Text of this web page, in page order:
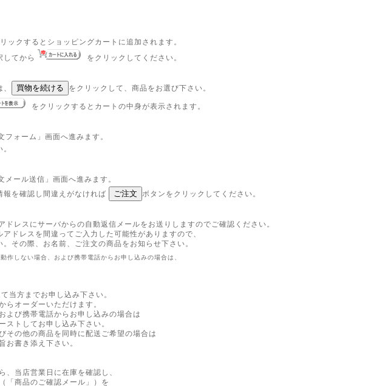
ックするとショッピングカートに追加されます。
してから
をクリックしてください。
をクリックして、商品をお選び下さい。
をクリックするとカートの中身が表示されます。
フォーム」画面へ進みます。
メール送信」画面へ進みます。
を確認し間違えがなければ
ボタンをクリックしてください。
レスにサーバからの自動返信メールをお送りしますのでご確認ください。
ドレスを間違ってご入力した可能性がありますので、
。その際、お名前、ご注文の商品をお知らせ下さい。
作しない場合、および携帯電話からお申し込みの場合は、
当方までお申し込み下さい。
オーダーいただけます。
携帯電話からお申し込みの場合は
してお申し込み下さい。
の他の商品を同時に配送ご希望の場合は
き添え下さい。
、当店営業日に在庫を確認し、
商品のご確認メール」）を